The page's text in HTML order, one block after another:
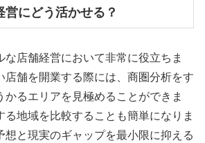
営にどう活かせる？
な店舗経営において非常に役立ちま
店舗を開業する際には、商圏分析をす
かるエリアを見極めることができま
る地域を比較することも簡単になりま
想と現実のギャップを最小限に抑える